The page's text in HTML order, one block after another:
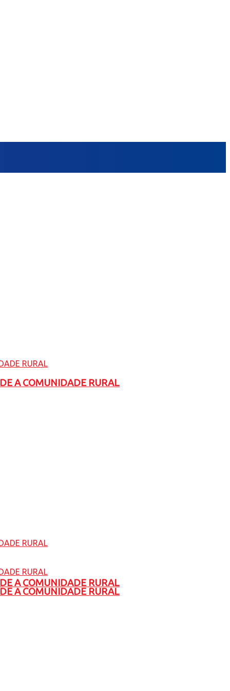
A COMUNIDADE RURAL
A COMUNIDADE RURAL
A COMUNIDADE RURAL